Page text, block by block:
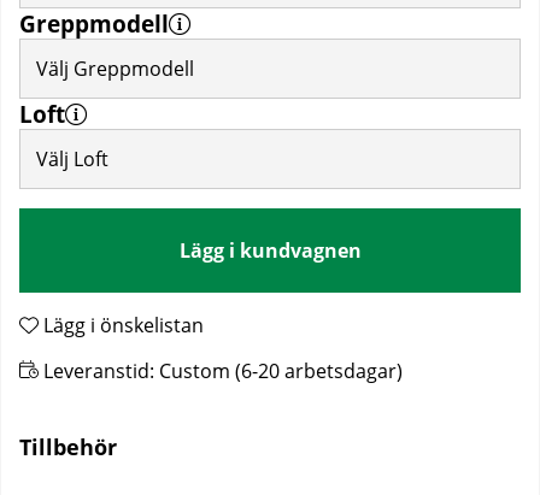
Greppmodell
Välj Greppmodell
Loft
Välj Loft
Lägg i kundvagnen
Lägg i önskelistan
Leveranstid: Custom (6-20 arbetsdagar)
Tillbehör